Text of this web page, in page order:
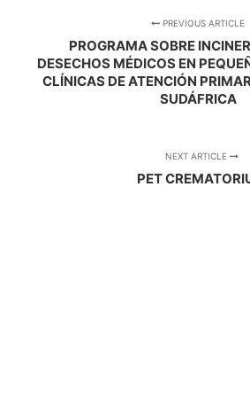
PREVIOUS ARTICLE
PROGRAMA SOBRE
DESECHOS MÉDICOS EN
CLÍNICAS DE ATENCIÓN
SUDÁFRICA
NEXT ARTICLE
PET